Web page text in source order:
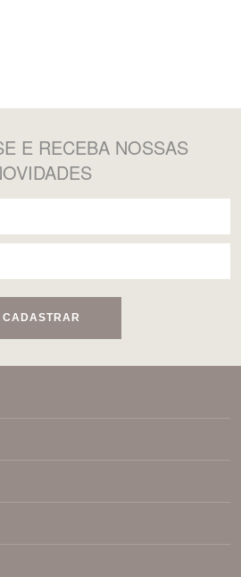
E RECEBA NOSSAS
CADASTRAR